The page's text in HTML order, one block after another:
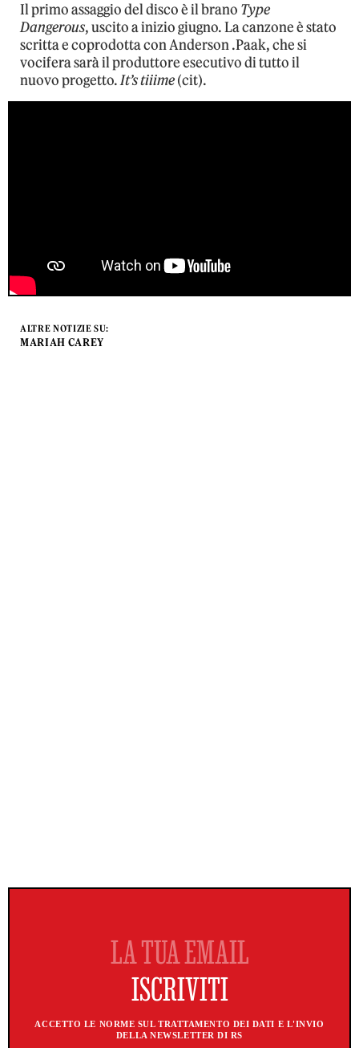
Il primo assaggio del disco è il brano Type
Dangerous, uscito a inizio giugno. La canzone è stato
scritta e coprodotta con Anderson .Paak, che si
vocifera sarà il produttore esecutivo di tutto il
nuovo progetto.It’s tiiime(cit).
ALTRE NOTIZIE SU:
MARIAH CAREY
ACCETTO LE NORME SUL TRATTAMENTO DEI DATI E L'INVIO
DELLA NEWSLETTER DI RS